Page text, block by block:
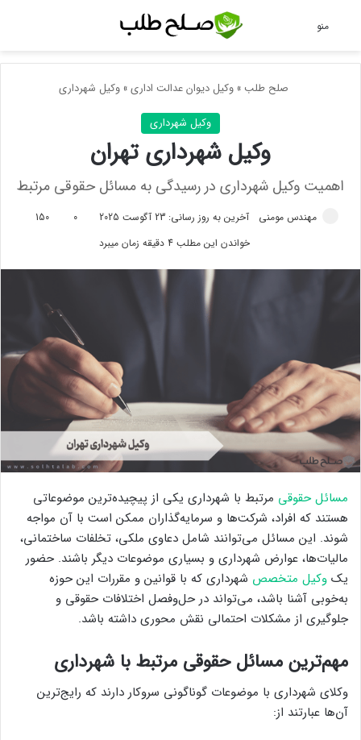
منو
صلح طلب » وکیل دیوان عدالت اداری» وکیل شهرداری
وکیل شهرداری
وکیل شهرداری تهران
اهمیت وکیل شهرداری در رسیدگی به مسائل حقوقی مرتبط
مهندس مومنی آخرین به روز رسانی: 23 آگوست 2025 0
150
خواندن این مطلب 4 دقیقه زمان میبرد
مسائل حقوقی مرتبط با شهرداری یکی از پیچیده‌ترین موضوعاتی
هستند که افراد، شرکت‌ها و سرمایه‌گذاران ممکن است با آن مواجه
شوند. این مسائل می‌توانند شامل دعاوی ملکی، تخلفات ساختمانی،
مالیات‌ها، عوارض شهرداری و بسیاری موضوعات دیگر باشند. حضور
یک وکیل متخصص شهرداری که با قوانین و مقررات این حوزه
به‌خوبی آشنا باشد، می‌تواند در حل‌وفصل اختلافات حقوقی و
جلوگیری از مشکلات احتمالی نقش محوری داشته باشد.
مهم‌ترین مسائل حقوقی مرتبط با شهرداری
وکلای شهرداری با موضوعات گوناگونی سروکار دارند که رایج‌ترین
آن‌ها عبارتند از: